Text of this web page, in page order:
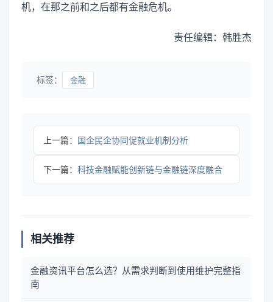
机，在那之前和之后都有金融危机。
责任编辑：韩胜杰
标签： 金融
上一篇： 国企民企协同促就业机制分析
下一篇： 科技金融赋能创新链与金融链深度融合
相关推荐
金融资讯平台怎么选？从需求判断到使用维护完整指
南